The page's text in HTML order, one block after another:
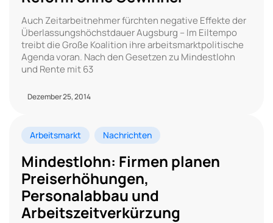
Auch Zeitarbeitnehmer fürchten negative Effekte der
Überlassungshöchstdauer Augsburg – Im Eiltempo
treibt die Große Koalition ihre arbeitsmarktpolitische
Agenda voran. Nach den Gesetzen zu Mindestlohn
und Rente mit 63
Dezember 25, 2014
Arbeitsmarkt Nachrichten
Mindestlohn: Firmen planen
Preiserhöhungen,
Personalabbau und
Arbeitszeitverkürzung